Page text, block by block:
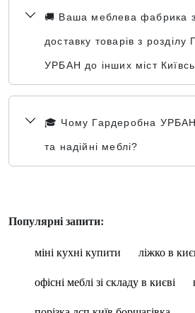
🚚 Ваша меблева фабрика
доставку товарів з розділу
УРБАН до інших міст
🎓 Чому Гардеробна УРБАН
та надійні меблі?
Популярні запити:
міні кухні купити
ліжко в
офісні меблі зі складу в києві